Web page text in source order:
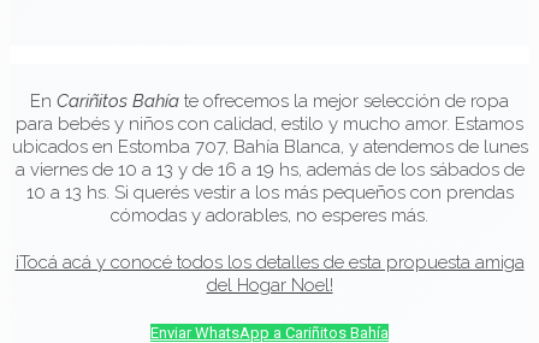
En Cariñitos Bahía te ofrecemos la mejor selección de ropa
para bebés y niños con calidad, estilo y mucho amor. Estamos
ubicados en Estomba 707, Bahía Blanca, y atendemos de lunes
a viernes de 10 a 13 y de 16 a 19 hs, además de los sábados de
10 a 13 hs. Si querés vestir a los más pequeños con prendas
cómodas y adorables, no esperes más.
¡Tocá acá y conocé todos los detalles de esta propuesta amiga
del Hogar Noel!
Enviar WhatsApp a Cariñitos Bahía